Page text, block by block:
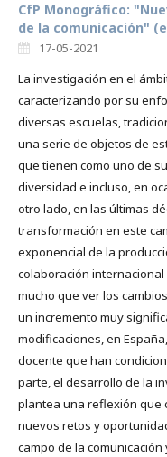
CfP Monográfico:
de la comunicación"
17-05-2021
La investigación en el
caracterizando por su
diversas escuelas,
una serie de objetos de
que tienen como uno de
diversidad e incluso, en
otro lado, en las últimas
transformación en este
exponencial de la
colaboración
mucho que ver los
un incremento muy
modificaciones, en
docente que han
parte, el desarrollo de la
plantea una reflexión que
nuevos retos y
campo de la